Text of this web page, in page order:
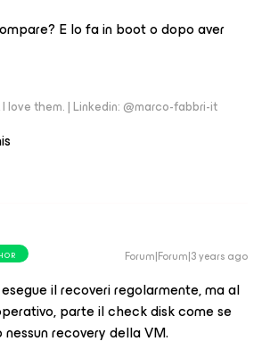
E lo fa in boot o dopo aver
love them. | Linkedin: @marco-fabbri-it
Forum|Forum|3 years ago
il recoveri regolarmente, ma al
parte il check disk come se
recovery della VM.